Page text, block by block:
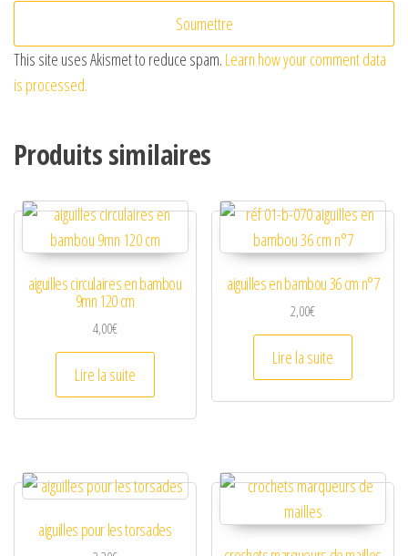
This site uses Akismet to reduce spam. Learn how your comment data
is processed.
Produits similaires
aiguilles circulaires en bambou
9mn 120 cm
4,00€
Lire la suite
aiguilles en bambou 36 cm n°7
2,00€
Lire la suite
aiguilles pour les torsades